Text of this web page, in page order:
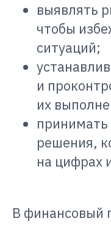
выявлять
чтобы
ситуаций;
и
их
решения,
на цифрах
В финансовый